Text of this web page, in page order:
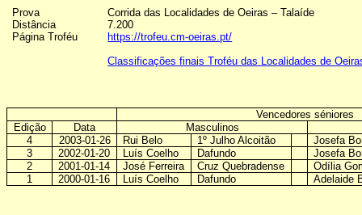
Prova
Corrida das Localidades de Oeiras – Talaíde
Distância
7.200
Página Troféu
https://trofeu.cm-oeiras.pt/
Classificações finais Troféu das Localidades de
Vencedores séniores
Edição
Data
Masculinos
4
2003-01-26 Rui Belo 1º Julho Alcoitão
Josefa
3
2002-01-20 Luís Coelho Dafundo
Josefa
2
2001-01-14 José Ferreira Cruz Quebradense
Odília
1
2000-01-16 Luís Coelho Dafundo Adelaide